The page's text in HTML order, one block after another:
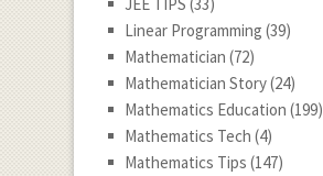
Linear Programming (39)
Mathematician (72)
Mathematician Story(24)
Mathematics Education (199)
Mathematics Tech (4)
Mathematics Tips (147)